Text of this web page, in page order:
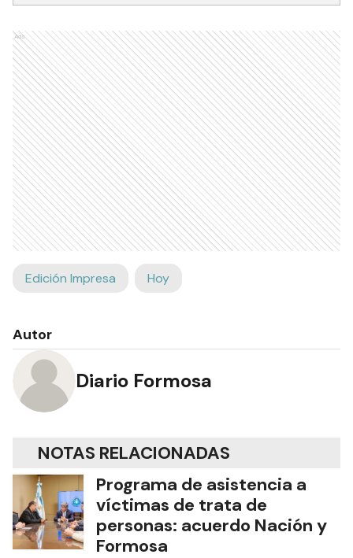
Ads
Edición Impresa Hoy
Autor
Diario Formosa
NOTAS RELACIONADAS
Programa de asistencia a
víctimas de trata de
personas: acuerdo Nación y
Formosa